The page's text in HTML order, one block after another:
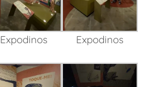
Expodinos Expodinos